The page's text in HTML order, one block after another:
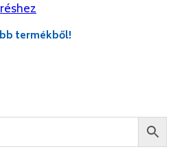
termékből!